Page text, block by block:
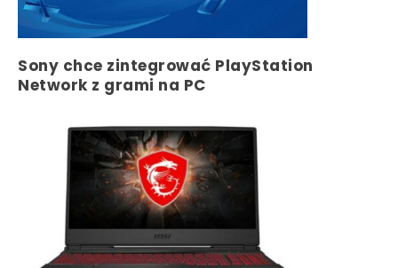
Sony chce zintegrować PlayStation
Network z grami na PC